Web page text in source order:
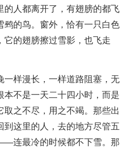
的人都离开了，有翅膀的都飞
鹀的鸟。窗外，恰有一只白色
它的翅膀擦过雪影，也飞走
一样漫长，一样道路阻塞，无
本不是一天二十四小时，而是
取之不尽，用之不竭。那些出
到这里的人，去的地方尽管五
连最冷的时候都不下雪。那